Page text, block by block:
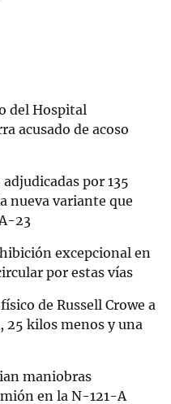
del Hospital
acusado de acoso
por 135
nueva variante que
23
excepcional en
por estas vías
de Russell Crowe a
25 kilos menos y una
maniobras
en la N-121-A